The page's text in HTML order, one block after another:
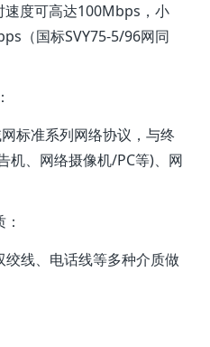
度可高达100Mbps，小
（国标SVY75-5/96网同
标准系列网络协议，与终
机、网络摄像机/PC等)、网
线、电话线等多种介质做